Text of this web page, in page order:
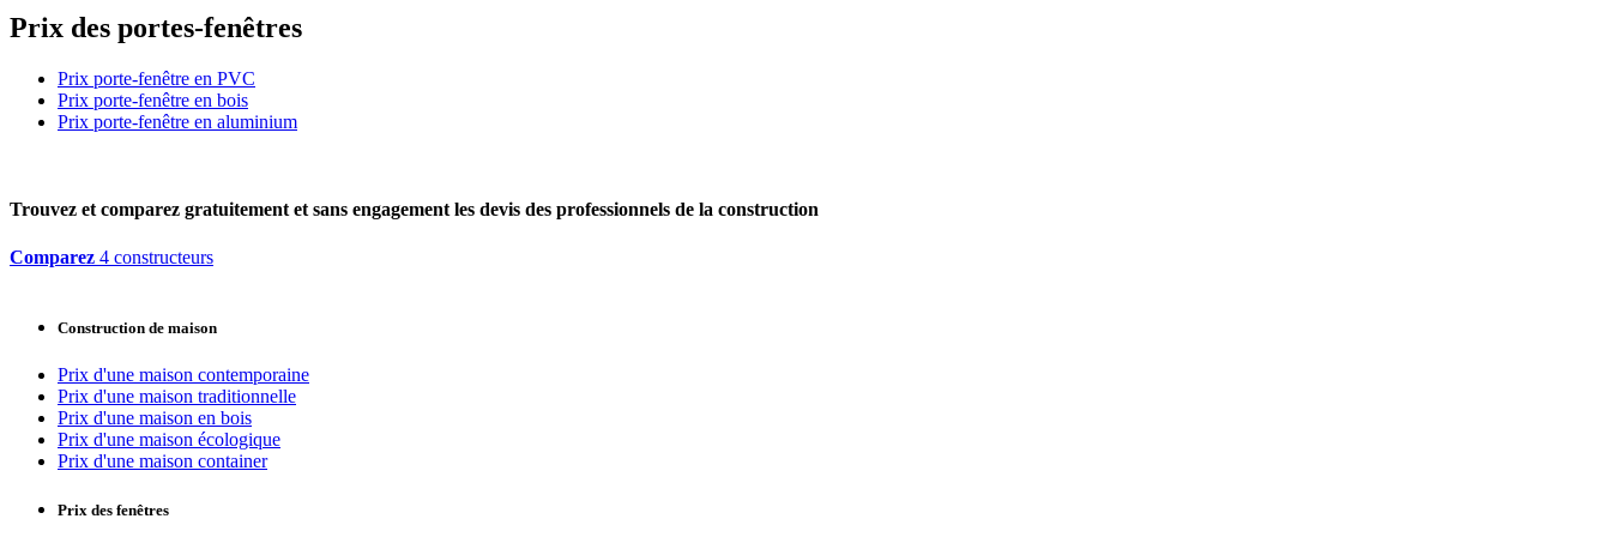
Prix des portes-fenêtres
Prix porte-fenêtre en PVC
Prix porte-fenêtre en bois
Prix porte-fenêtre en aluminium
Trouvez et comparez gratuitement et sans engagement les devis des professionnels de la construction
Comparez 4 constructeurs
Construction de maison
Prix d'une maison contemporaine
Prix d'une maison traditionnelle
Prix d'une maison en bois
Prix d'une maison écologique
Prix d'une maison container
Prix des fenêtres